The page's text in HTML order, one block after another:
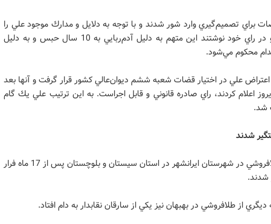
براي تصميم‌گيري وارد شور شدند و با توجه به دلايل و مدارك موجود علي را
گناهكار شناختند و در راي خود نوشتند اين متهم به دليل آدم‌ربايي به 10 سال حبس و به دليل
محكوم مي‌شود.
اعتراض علي در اختيار قضات شعبه ششم ديوان‌عالي كشور قرار گرفت و آنها بعد
اعلام كردند، راي صادره قانوني و قابل اجراست. به اين ترتيب علي يك گام
شد.
شدند
دو سارق مسلح طلافروشي در شهرستان ايرانشهر در استان سيستان و بلوچستان پس از 17 ماه فرار
شدند.
از طلافروشي در بهبهان نيز يكي از سارقان نقابدار به دام افتاد.